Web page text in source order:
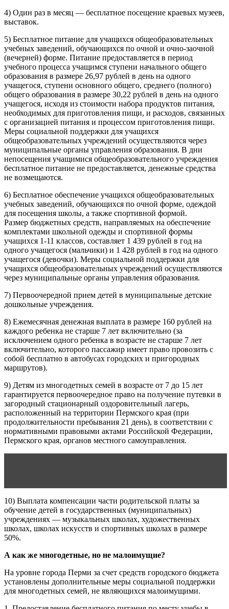
4) Один раз в месяц — бесплатное посещение краевых музеев,
выставок.
5) Бесплатное питание для учащихся общеобразовательных
учебных заведений, обучающихся по очной и очно-заочной
(вечерней) форме. Питание предоставляется в период
учебного процесса учащимся ступени начального общего
образования в размере 26,97 рублей в день на одного
учащегося, ступени основного общего, среднего (полного)
общего образования в размере 30,22 рублей в день на одного
учащегося, исходя из стоимости набора продуктов питания,
необходимых для приготовления пищи, и расходов, связанных
с организацией питания и процессом приготовления пищи.
Меры социальной поддержки для учащихся
общеобразовательных учреждений осуществляются через
муниципальные органы управления образования. В дни
непосещения учащимися общеобразовательного учреждения
бесплатное питание не предоставляется, денежные средства
не возмещаются.
6) Бесплатное обеспечение учащихся общеобразовательных
учебных заведений, обучающихся по очной форме, одеждой
для посещения школы, а также спортивной формой.
Размер бюджетных средств, направляемых на обеспечение
комплектами школьной одежды и спортивной формы
учащихся 1-11 классов, составляет 1 439 рублей в год на
одного учащегося (мальчики) и 1 428 рублей в год на одного
учащегося (девочки). Меры социальной поддержки для
учащихся общеобразовательных учреждений осуществляются
через муниципальные органы управления образования.
7) Первоочередной прием детей в муниципальные детские
дошкольные учреждения.
8) Ежемесячная денежная выплата в размере 160 рублей на
каждого ребенка не старше 7 лет включительно (за
исключением одного ребенка в возрасте не старше 7 лет
включительно, которого пассажир имеет право провозить с
собой бесплатно в автобусах городских и пригородных
маршрутов).
9) Детям из многодетных семей в возрасте от 7 до 15 лет
гарантируется первоочередное право на получение путевки в
загородный стационарный оздоровительный лагерь,
расположенный на территории Пермского края (при
продолжительности пребывания 21 день), в соответствии с
нормативными правовыми актами Российской Федерации,
Пермского края, органов местного самоуправления.
10) Выплата компенсации части родительской платы за
обучение детей в государственных (муниципальных)
учреждениях — музыкальных школах, художественных
школах, школах искусств и спортивных школах в размере
50%.
А как же многодетные, но не малоимущие?
На уровне города Перми за счет средств городского бюджета
установлены дополнительные меры социальной поддержки
для многодетных семей, не являющихся малоимущими.